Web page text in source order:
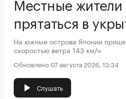
прятаться в
На южные острова Японии
скоростью ветра 143 км/ч
Обновлено 07 августа 2026, 13:34
Слушать